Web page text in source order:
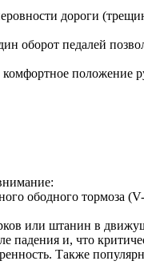
дороги
оборот педалей
положение
ободного тормоза
или штанин в
падения и, что
Также